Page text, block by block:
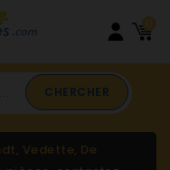
0
CHERCHER
Vedette, De